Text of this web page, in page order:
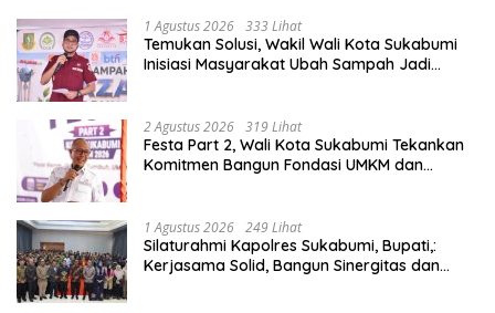
1 Agustus 2026 333 Lihat
Temukan Solusi, Wakil Wali Kota Sukabumi
Inisiasi Masyarakat Ubah Sampah Jadi
2 Agustus 2026 319 Lihat
Festa Part 2, Wali Kota Sukabumi Tekankan
Komitmen Bangun Fondasi UMKM dan
1 Agustus 2026 249 Lihat
Silaturahmi Kapolres Sukabumi, Bupati,:
Kerjasama Solid, Bangun Sinergitas dan